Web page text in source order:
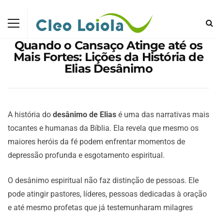
Quando o Cansaço Atinge até os
Mais Fortes: Lições da História de
Elias Desânimo
A história do desânimo de Elias é uma das narrativas mais
tocantes e humanas da Bíblia. Ela revela que mesmo os
maiores heróis da fé podem enfrentar momentos de
depressão profunda e esgotamento espiritual.
O desânimo espiritual não faz distinção de pessoas. Ele
pode atingir pastores, líderes, pessoas dedicadas à oração
e até mesmo profetas que já testemunharam milagres